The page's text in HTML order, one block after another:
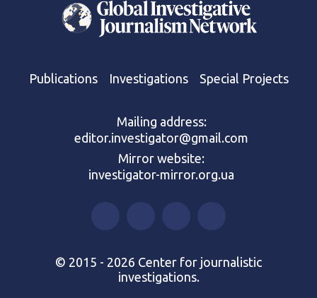
Publications Investigations Special Projects
Mailing address:
editor.investigator@gmail.com
Mirror website:
investigator-mirror.org.ua
© 2015 - 2026 Center for journalistic
investigations.